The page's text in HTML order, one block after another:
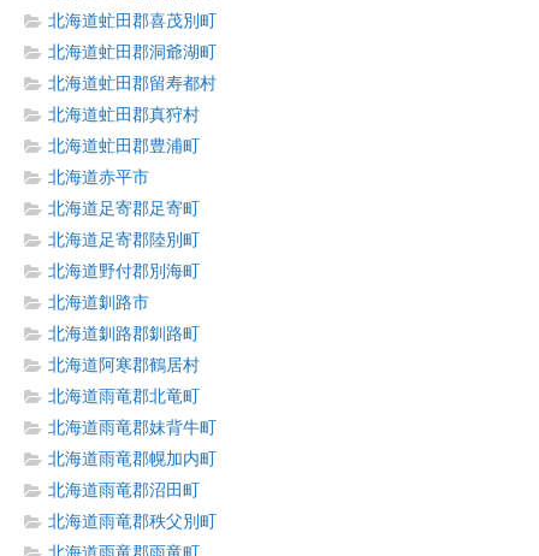
北海道虻田郡喜茂別町
北海道虻田郡洞爺湖町
北海道虻田郡留寿都村
北海道虻田郡真狩村
北海道虻田郡豊浦町
北海道赤平市
北海道足寄郡足寄町
北海道足寄郡陸別町
北海道野付郡別海町
北海道釧路市
北海道釧路郡釧路町
北海道阿寒郡鶴居村
北海道雨竜郡北竜町
北海道雨竜郡妹背牛町
北海道雨竜郡幌加内町
北海道雨竜郡沼田町
北海道雨竜郡秩父別町